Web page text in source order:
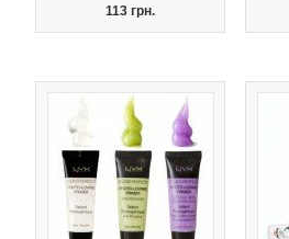
113 грн.